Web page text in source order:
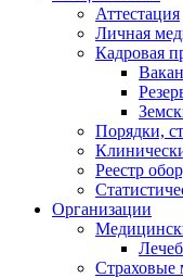
Аттестация
Личная
Кадровая
Порядки,
Реестр
Организации
Страховые